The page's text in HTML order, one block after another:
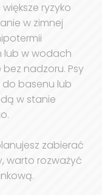
ryzyko
w zimnej
lub w wodach
nadzoru. Psy
basenu lub
w stanie
zabierać
warto rozważyć